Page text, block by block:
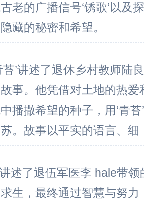
老的广播信号‘锈歌’以及
藏的秘密和希望。
苔’讲述了退休乡村教师陆
事。他凭借对土地的热爱
播撒希望的种子，用‘青
。故事以平实的语言、细
讲述了退伍军医李 hale带
生，最终通过智慧与努力